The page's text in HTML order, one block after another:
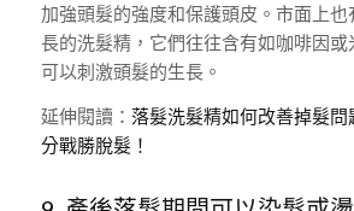
加強頭髮的強度和保護頭皮。市面上也
長的洗髮精，它們往往含有如咖啡因或
可以刺激頭髮的生長。
延伸閱讀： 落髮洗髮精如何改善掉髮問
分戰勝脫髮！